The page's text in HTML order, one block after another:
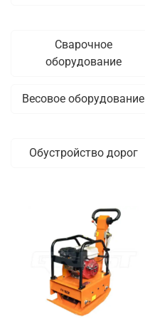
Сварочное
оборудование
Весовое оборудование
Обустройство дорог